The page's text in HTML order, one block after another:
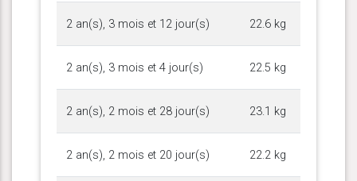
2 an(s), 3 mois et 12 jour(s) 22.6 kg
2 an(s), 3 mois et 4 jour(s) 22.5 kg
2 an(s), 2 mois et 28 jour(s) 23.1 kg
2 an(s), 2 mois et 20 jour(s) 22.2 kg